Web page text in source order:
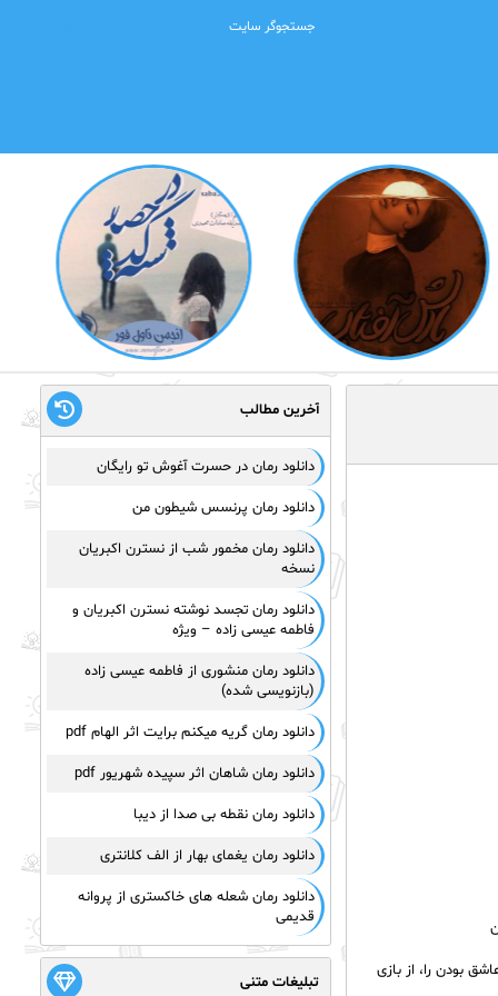
بودن را، از بازی
آخرین مطالب
دانلود رمان در حسرت آغوش تو رایگان
دانلود رمان پرنسس شیطون من
دانلود رمان مخمور شب از نسترن اکبریان
نسخه
دانلود رمان تجسد نوشته نسترن اکبریان و
فاطمه عیسی زاده – ویژه
دانلود رمان منشوری از فاطمه عیسی زاده
(بازنویسی شده)
دانلود رمان گریه میکنم برایت اثر الهام pdf
دانلود رمان شاهان اثر سپیده شهریور pdf
دانلود رمان نقطه بی صدا از دیبا
دانلود رمان یغمای بهار از الف کلانتری
دانلود رمان شعله های خاکستری از پروانه
قدیمی
تبلیغات متنی